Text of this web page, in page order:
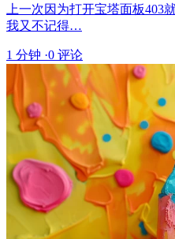
上一次因为打开宝塔面板403
我又不记得…
1 分钟 ·0 评论